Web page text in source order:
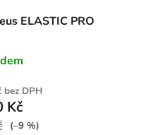
ELASTIC PRO
bez DPH
Kč
(–9 %)